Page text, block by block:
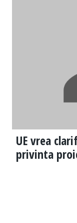
UE vrea
privinta